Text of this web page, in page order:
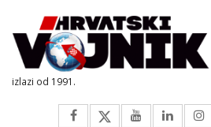
izlazi od 1991.